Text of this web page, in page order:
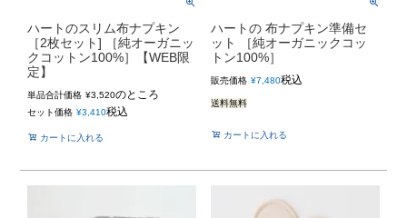
ハートのスリム布ナプキン
［2枚セット] ［純オーガニッ
クコットン100%］【WEB限
定】
単品合計価格 ¥3,520のところ
セット価格 ¥3,410税込
カートに入れる
ハートの 布ナプキン準備セ
ット ［純オーガニックコッ
トン100%］
販売価格 ¥7,480税込
送料無料
カートに入れる